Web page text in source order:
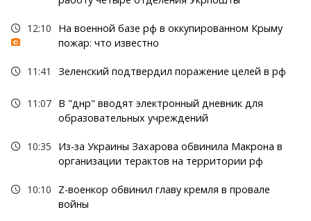
12:10
На военной базе рф в оккупированном Крыму
пожар: что известно
11:41 Зеленский подтвердил поражение целей в рф
11:07 В "днр" вводят электронный дневник для
образовательных учреждений
10:35
Из-за Украины Захарова обвинила Макрона в
организации терактов на территории рф
10:10
Z-военкор обвинил главу кремля в провале
войны